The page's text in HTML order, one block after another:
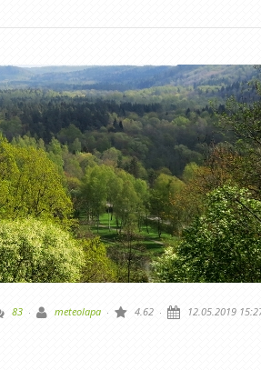
83 · meteolapa · 4.62 · 12.05.2019